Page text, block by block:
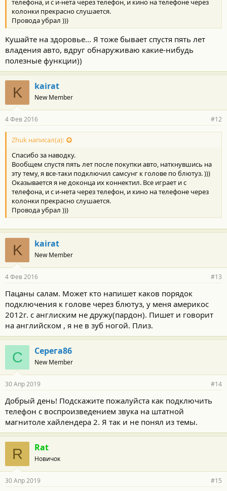
телефона, и с и-нета через телефон, и кино на телефоне через
колонки прекрасно слушается.
Провода убрал )))
Кушайте на здоровье... Я тоже бывает спустя пять лет
владения авто, вдруг обнаруживаю какие-нибудь
полезные функции))
K kairat
New Member
4 Фев 2016 #12
Zhuk написал(а):
Спасибо за наводку.
Вообщем спустя пять лет после покупки авто, наткнувшись на
эту тему, я все-таки подключил самсунг к голове по блютуз. )))
Оказывается я не доконца их коннектил. Все играет и с
телефона, и с и-нета через телефон, и кино на телефоне через
колонки прекрасно слушается.
Провода убрал )))
K kairat
New Member
4 Фев 2016 #13
Пацаны салам. Может кто напишет каков порядок
подключения к голове через блютуз, у меня америкос
2012г. с англиским не дружу(пардон). Пишет и говорит
на английском , я не в зуб ногой. Плиз.
С Серега86
New Member
30 Апр 2019 #14
Добрый день! Подскажите пожалуйста как подключить
телефон с воспроизведением звука на штатной
магнитоле хайлендера 2. Я так и не понял из темы.
R Rat
Новичок
30 Апр 2019 #15